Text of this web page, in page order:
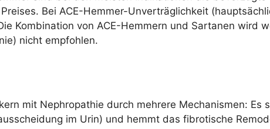
Bei ACE-Hemmer-Unverträglichkeit
Kombination von ACE-Hemmern und Sartanen wird
nicht empfohlen.
mit Nephropathie durch mehrere Mechanismen: Es
im Urin) und hemmt das fibrotische